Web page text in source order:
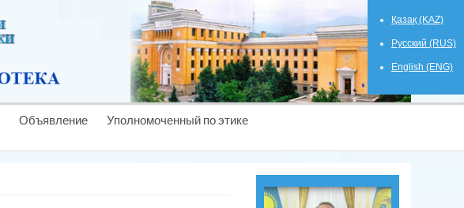
Қазақ (KAZ)
Русский (RUS)
English (ENG)
Объявление Уполномоченный по этике